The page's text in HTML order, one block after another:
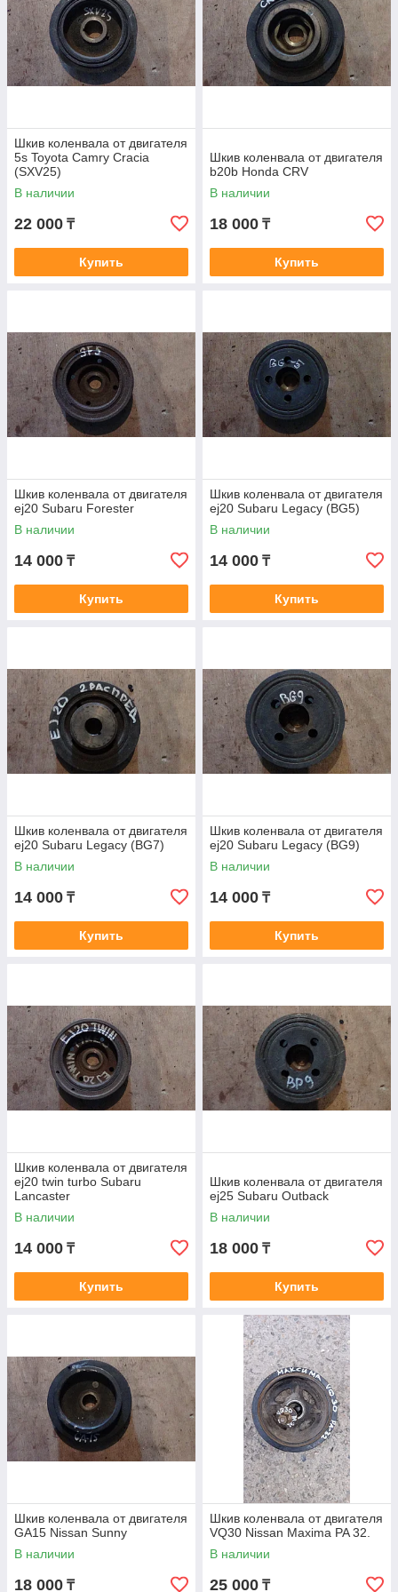
Шкив коленвала от двигателя
5s Toyota Camry Cracia
(SXV25)
В наличии
22 000 ₸
Купить
Шкив коленвала от двигателя
b20b Honda CRV
В наличии
18 000 ₸
Купить
Шкив коленвала от двигателя
ej20 Subaru Forester
В наличии
14 000 ₸
Купить
Шкив коленвала от двигателя
ej20 Subaru Legacy (BG5)
В наличии
14 000 ₸
Купить
Шкив коленвала от двигателя
ej20 Subaru Legacy (BG7)
В наличии
14 000 ₸
Купить
Шкив коленвала от двигателя
ej20 Subaru Legacy (BG9)
В наличии
14 000 ₸
Купить
Шкив коленвала от двигателя
ej20 twin turbo Subaru
Lancaster
В наличии
14 000 ₸
Купить
Шкив коленвала от двигателя
ej25 Subaru Outback
В наличии
18 000 ₸
Купить
Шкив коленвала от двигателя
GA15 Nissan Sunny
В наличии
18 000 ₸
Шкив коленвала от двигателя
VQ30 Nissan Maxima PA 32.
В наличии
25 000 ₸